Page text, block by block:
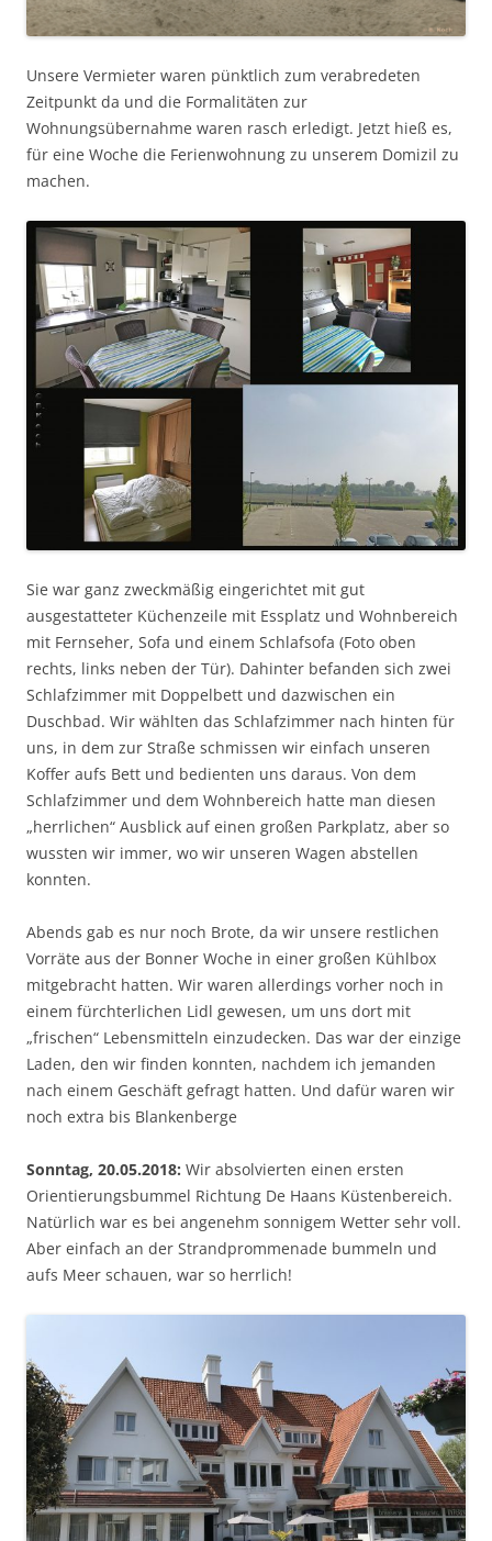
Unsere Vermieter waren pünktlich zum verabredeten
Zeitpunkt da und die Formalitäten zur
Wohnungsübernahme waren rasch erledigt. Jetzt hieß es,
für eine Woche die Ferienwohnung zu unserem Domizil zu
machen.
Sie war ganz zweckmäßig eingerichtet mit gut
ausgestatteter Küchenzeile mit Essplatz und Wohnbereich
mit Fernseher, Sofa und einem Schlafsofa (Foto oben
rechts, links neben der Tür). Dahinter befanden sich zwei
Schlafzimmer mit Doppelbett und dazwischen ein
Duschbad. Wir wählten das Schlafzimmer nach hinten für
uns, in dem zur Straße schmissen wir einfach unseren
Koffer aufs Bett und bedienten uns daraus. Von dem
Schlafzimmer und dem Wohnbereich hatte man diesen
„herrlichen“ Ausblick auf einen großen Parkplatz, aber so
wussten wir immer, wo wir unseren Wagen abstellen
konnten.
Abends gab es nur noch Brote, da wir unsere restlichen
Vorräte aus der Bonner Woche in einer großen Kühlbox
mitgebracht hatten. Wir waren allerdings vorher noch in
einem fürchterlichen Lidl gewesen, um uns dort mit
„frischen“ Lebensmitteln einzudecken. Das war der einzige
Laden, den wir finden konnten, nachdem ich jemanden
nach einem Geschäft gefragt hatten. Und dafür waren wir
noch extra bis Blankenberge
Sonntag, 20.05.2018: Wir absolvierten einen ersten
Orientierungsbummel Richtung De Haans Küstenbereich.
Natürlich war es bei angenehm sonnigem Wetter sehr voll.
Aber einfach an der Strandprommenade bummeln und
aufs Meer schauen, war so herrlich!